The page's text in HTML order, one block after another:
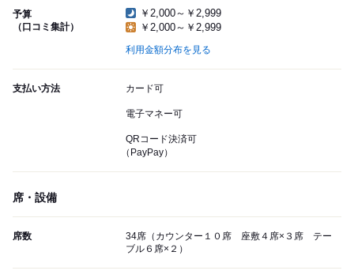
予算
（口コミ集計）
￥2,000～￥2,999
￥2,000～￥2,999
利用金額分布を見る
支払い方法 カード可
電子マネー可
QRコード決済可
（PayPay）
席・設備
席数
34席（カウンター１０席 座敷４席×３席 テー
ブル６席×２）